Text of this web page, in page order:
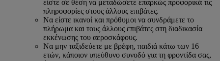
είστε σε θέση να μεταδώσετε επαρκώς προφορικά τις
πληροφορίες στους άλλους επιβάτες.
Να είστε ικανοί και πρόθυμοι να συνδράμετε το
πλήρωμα και τους άλλους επιβάτες στη διαδικασία
εκκένωσης του αεροσκάφους.
Να μην ταξιδεύετε με βρέφη, παιδιά κάτω των 16
ετών, κάποιον υπεύθυνο συνοδό για τη φροντίδα σας,